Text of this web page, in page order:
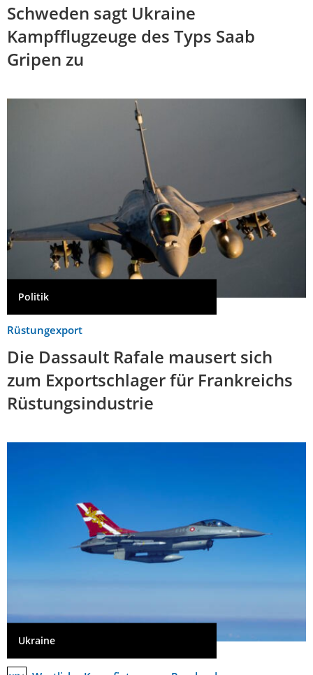
Schweden sagt Ukraine
Kampfflugzeuge des Typs Saab
Gripen zu
Politik
Rüstungexport
Die Dassault Rafale mausert sich
zum Exportschlager für Frankreichs
Rüstungsindustrie
Ukraine